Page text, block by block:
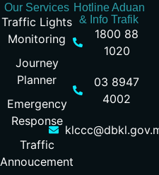
Our Services
Traffic Lights
Monitoring
Journey
Planner
Emergency
Response
Traffic
Annoucement
Hotline Aduan
& Info Trafik
1800 88
1020
03 8947
4002